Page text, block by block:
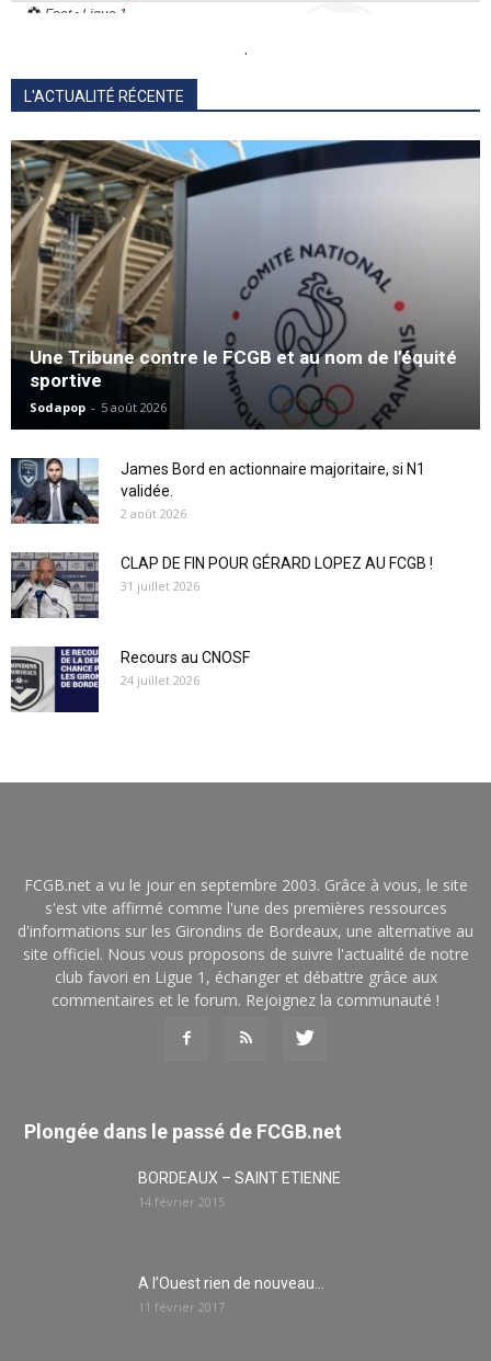
.
L'ACTUALITÉ RÉCENTE
Une Tribune contre le FCGB et au nom de l’équité
sportive
Sodapop - 5 août 2026
James Bord en actionnaire majoritaire, si N1
validée.
2 août 2026
CLAP DE FIN POUR GÉRARD LOPEZ AU FCGB !
31 juillet 2026
Recours au CNOSF
24 juillet 2026
FCGB.net a vu le jour en septembre 2003. Grâce à vous, le site
s'est vite affirmé comme l'une des premières ressources
d'informations sur les Girondins de Bordeaux, une alternative au
site officiel. Nous vous proposons de suivre l'actualité de notre
club favori en Ligue 1, échanger et débattre grâce aux
commentaires et le forum. Rejoignez la communauté !
Plongée dans le passé de FCGB.net
BORDEAUX – SAINT ETIENNE
14 février 2015
A l’Ouest rien de nouveau…
11 février 2017